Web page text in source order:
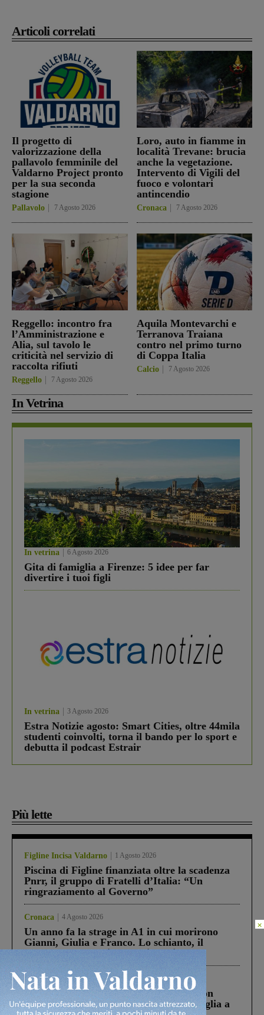
Articoli correlati
Il progetto di
valorizzazione della
pallavolo femminile del
Valdarno Project pronto
per la sua seconda
stagione
Pallavolo 7 Agosto 2026
Loro, auto in fiamme in
località Trevane: brucia
anche la vegetazione.
Intervento di Vigili del
fuoco e volontari
antincendio
Cronaca 7 Agosto 2026
Reggello: incontro fra
l’Amministrazione e
Alia, sul tavolo le
criticità nel servizio di
raccolta rifiuti
Reggello 7 Agosto 2026
Aquila Montevarchi e
Terranova Traiana
contro nel primo turno
di Coppa Italia
Calcio 7 Agosto 2026
In Vetrina
In vetrina 6 Agosto 2026
Gita di famiglia a Firenze: 5 idee per far
divertire i tuoi figli
In vetrina 3 Agosto 2026
Estra Notizie agosto: Smart Cities, oltre 44mila
studenti coinvolti, torna il bando per lo sport e
debutta il podcast Estrair
Più lette
Figline Incisa Valdarno 1 Agosto 2026
Piscina di Figline finanziata oltre la scadenza
Pnrr, il gruppo di Fratelli d’Italia: “Un
ringraziamento al Governo”
Cronaca 4 Agosto 2026
Un anno fa la strage in A1 in cui morirono
Gianni, Giulia e Franco. Lo schianto, il
processo, lo stop ai sorpassi fra tir....
Cronaca 3 Agosto 2026
Scomparso da una struttura di Castiglion
Fiorentino l’uomo che aveva ucciso la figlia a
×